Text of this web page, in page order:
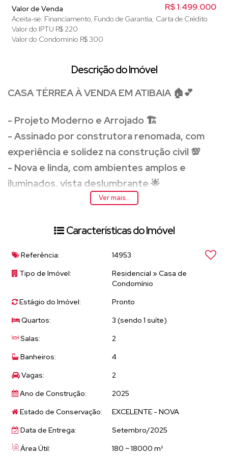
R$1.499.000
Valor de Venda
Aceita-se: Financiamento, Fundo de Garantia, Carta de Crédito
Valor do IPTU R$ 220
Valor do Condominio R$300
Descrição do Imóvel
CASA TÉRREA À VENDA EM ATIBAIA 🏠💕
- Projeto Moderno e Arrojado 🏗️
- Assinado por construtora renomada, com
experiência e solidez na construção civil 💯
- Nova e linda, com ambientes amplos e
iluminados, vista deslumbrante 🌟
- No Caminho para a Pedra Grande, uma
Ambientes Amplos e Confortáveis 🏠
privacidade 🛏️👌
- Integração entre os ambientes, pé direito
alto e porta pivoltante 🌈👌
- Lavabo, espaço gourmet e piscina para
momentos de lazer 🍴🏊‍♀️
- Persianas automatizadas blackout e
Condomínio Portal Lamis 🌿
- Portaria 24hs, piscinas adulto e infantil,
Ver mais...
Características do Imóvel
Referência:
14953
Tipo de Imóvel:
Residencial » Casa de
Condomínio
Estágio do Imóvel:
Pronto
Quartos:
3 (sendo 1 suíte)
Salas:
2
Banheiros:
4
Vagas:
2
Ano de Construção:
2025
Estado de Conservação:
EXCELENTE - NOVA
Data de Entrega:
Setembro/2025
Área Útil:
180 ~ 18000 m²